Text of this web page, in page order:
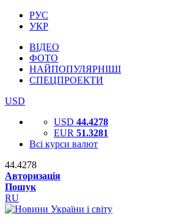
РУС
УКР
ВІДЕО
ФОТО
НАЙПОПУЛЯРНІШІ
СПЕЦПРОЕКТИ
USD
USD 44.4278
EUR 51.3281
Всі курси валют
44.4278
Авторизація
Пошук
RU